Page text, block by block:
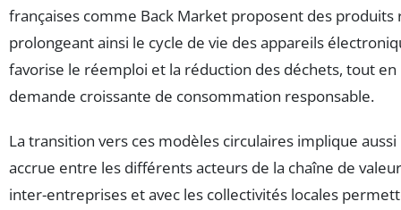
françaises comme Back Market proposent des produits
prolongeant ainsi le cycle de vie des appareils
favorise le réemploi et la réduction des déchets, tout
demande croissante de consommation responsable.
La transition vers ces modèles circulaires implique
accrue entre les différents acteurs de la chaîne de
inter-entreprises et avec les collectivités locales